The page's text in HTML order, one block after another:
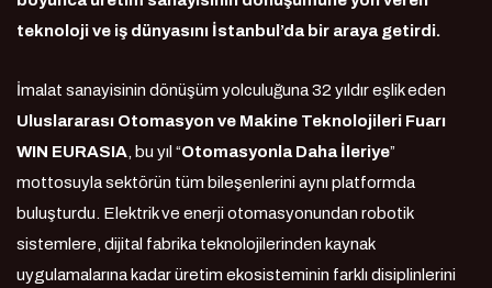
teknoloji ve iş dünyasını İstanbul’da bir araya getirdi.
İmalat sanayisinin dönüşüm yolculuğuna 32 yıldır eşlik eden
Uluslararası Otomasyon ve Makine Teknolojileri Fuarı
WIN EURASIA , bu yıl “Otomasyonla Daha İleriye”
mottosuyla sektörün tüm bileşenlerini aynı platformda
buluşturdu. Elektrik ve enerji otomasyonundan robotik
sistemlere, dijital fabrika teknolojilerinden kaynak
uygulamalarına kadar üretim ekosisteminin farklı disiplinlerini